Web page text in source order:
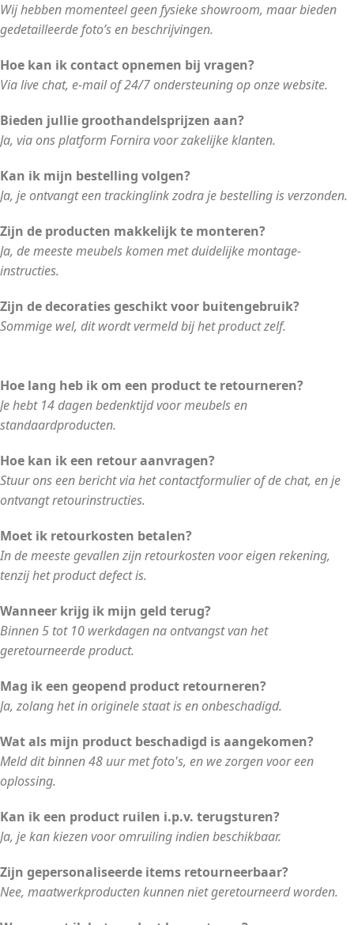
Wij hebben momenteel geen fysieke showroom, maar bieden
gedetailleerde foto’s en beschrijvingen.
Hoe kan ik contact opnemen bij vragen?
Via live chat, e-mail of 24/7 ondersteuning op onze website.
Bieden jullie groothandelsprijzen aan?
Ja, via ons platform Fornira voor zakelijke klanten.
Kan ik mijn bestelling volgen?
Ja, je ontvangt een trackinglink zodra je bestelling is verzonden.
Zijn de producten makkelijk te monteren?
Ja, de meeste meubels komen met duidelijke montage-
instructies.
Zijn de decoraties geschikt voor buitengebruik?
Sommige wel, dit wordt vermeld bij het product zelf.
Hoe lang heb ik om een product te retourneren?
Je hebt 14 dagen bedenktijd voor meubels en
standaardproducten.
Hoe kan ik een retour aanvragen?
Stuur ons een bericht via het contactformulier of de chat, en je
ontvangt retourinstructies.
Moet ik retourkosten betalen?
In de meeste gevallen zijn retourkosten voor eigen rekening,
tenzij het product defect is.
Wanneer krijg ik mijn geld terug?
Binnen 5 tot 10 werkdagen na ontvangst van het
geretourneerde product.
Mag ik een geopend product retourneren?
Ja, zolang het in originele staat is en onbeschadigd.
Wat als mijn product beschadigd is aangekomen?
Meld dit binnen 48 uur met foto's, en we zorgen voor een
oplossing.
Kan ik een product ruilen i.p.v. terugsturen?
Ja, je kan kiezen voor omruiling indien beschikbaar.
Zijn gepersonaliseerde items retourneerbaar?
Nee, maatwerkproducten kunnen niet geretourneerd worden.